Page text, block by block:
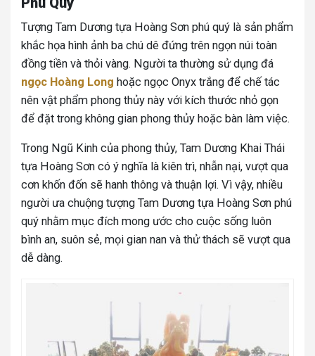
Tượng Tam Dương tựa Hoàng Sơn phú quý là sản phẩm
khắc họa hình ảnh ba chú dê đứng trên ngọn núi toàn
đồng tiền và thỏi vàng. Người ta thường sử dụng đá
ngọc Hoàng Long hoặc ngọc Onyx trắng để chế tác
nên vật phẩm phong thủy này với kích thước nhỏ gọn
để đặt trong không gian phong thủy hoặc bàn làm việc.
Trong Ngũ Kinh của phong thủy, Tam Dương Khai Thái
tựa Hoàng Sơn có ý nghĩa là kiên trì, nhẫn nại, vượt qua
cơn khốn đốn sẽ hanh thông và thuận lợi. Vì vậy, nhiều
người ưa chuộng tượng Tam Dương tựa Hoàng Sơn phú
quý nhằm mục đích mong ước cho cuộc sống luôn
bình an, suôn sẻ, mọi gian nan và thử thách sẽ vượt qua
dễ dàng.